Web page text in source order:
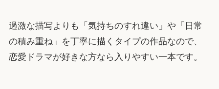
過激な描写よりも「気持ちのすれ違い」や「日常
の積み重ね」を丁寧に描くタイプの作品なので、
恋愛ドラマが好きな方なら入りやすい一本です。